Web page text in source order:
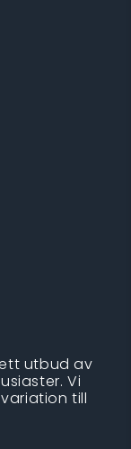
utbud av
Vi
till